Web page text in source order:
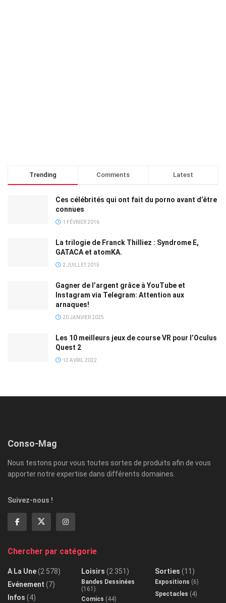
Trending Comments Latest
Ces célébrités qui ont fait du porno avant d’être
connues
1 FÉVRIER 2016
La trilogie de Franck Thilliez : Syndrome E,
GATACA et atomKA.
2 JUILLET 2015
Gagner de l’argent grâce à YouTube et
Instagram via Telegram: Attention aux
arnaques!
20 JANVIER 2025
Les 10 meilleurs jeux de course VR pour l’Oculus
Quest 2
13 AVRIL 2022
Conso-Mag
Nous testons pour vous toutes sortes de produits afin de vous
apporter notre expertise dans différents domaines.
Suivez-nous !
Chercher par catégorie
A La Une(2 578)
Evénement (7)
Infos (4)
Loisirs (2 351)
Bandes Dessinées
(161)
Comics (44)
Sorties (11)
Expositions (6)
Spectacles (4)